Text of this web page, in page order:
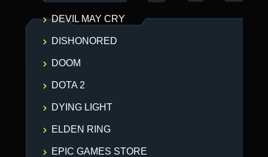
DEVIL MAY CRY
DISHONORED
DOOM
DOTA 2
DYING LIGHT
ELDEN RING
EPIC GAMES STORE